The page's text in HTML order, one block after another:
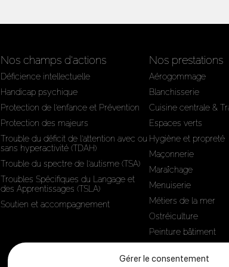
Gérer le consentement
Nos champs d'actions
Déficience intellectuelle
Handicap psychique
Protection de l'enfance et Prévention
Protection des majeurs
Trouble du déficit de l’attention avec ou
sans hyperactivité (TDAH)
Trouble du spectre de l'autisme (TSA)
Troubles Spécifiques du Langage et
des Apprentissages (TSLA)
Soutien et accompagnement
Nos prestations
Aérogommage
Blanchisserie
Cuisine centrale &
Espaces verts
Hygiène et propreté
Maçonnerie
Maraîchage
Menuiserie
Métiers de la mer
Ostréiculture
Peinture bâtiment